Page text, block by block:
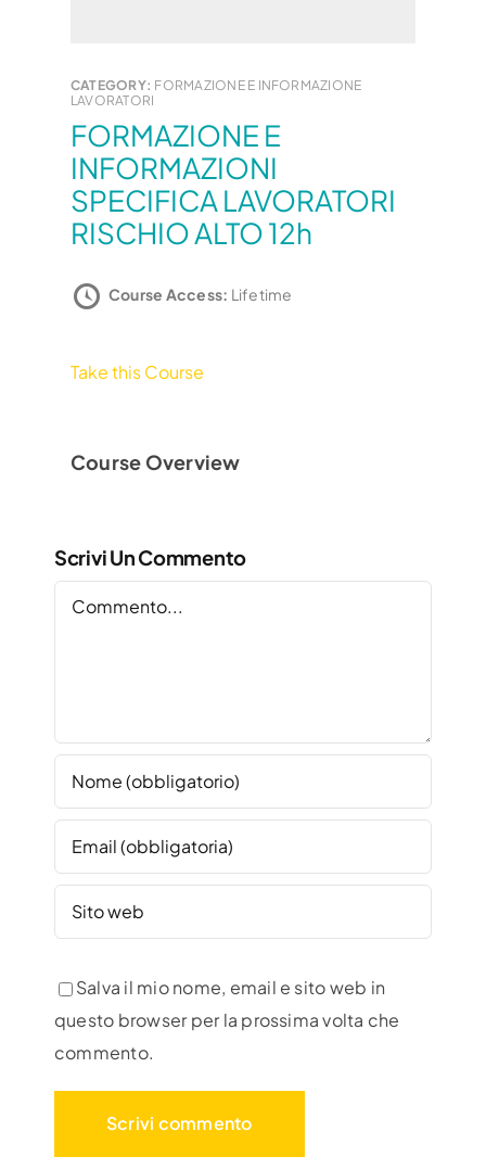
CATEGORY: FORMAZIONE E INFORMAZIONE
LAVORATORI
FORMAZIONE E
INFORMAZIONI
SPECIFICA LAVORATORI
RISCHIO ALTO 12h
Course Access: Lifetime
Take this Course
Course Overview
Scrivi Un Commento
Commento
Salva il mio nome, email e sito web in
questo browser per la prossima volta che
commento.